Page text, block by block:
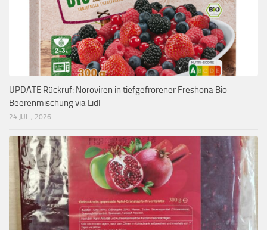
UPDATE Rückruf: Noroviren in tiefgefrorener Freshona Bio
Beerenmischung via Lidl
24 JULI, 2026